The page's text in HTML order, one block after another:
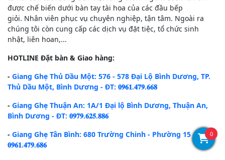
được chế biến dưới bàn tay tài hoa của các đầu bếp
giỏi. Nhân viên phục vụ chuyên nghiệp, tận tâm. Ngoài ra
chúng tôi còn cung cấp các dịch vụ đặt tiệc, tổ chức sinh
nhật, liên hoan,...
HOTLINE Đặt bàn & Giao hàng:
- Giang Ghẹ Thủ Dầu Một: 576 - 578 Đại Lộ Bình Dương, TP.
Thủ Dầu Một, Bình Dương - ĐT: 𝟎𝟗𝟔𝟏.𝟒𝟕𝟗.𝟔𝟔𝟖
- Giang Ghẹ Thuận An: 1A/1 Đại lộ Bình Dương, Thuận An,
Bình Dương - ĐT: 𝟎𝟗𝟕𝟗.𝟔𝟐𝟓.𝟖𝟖𝟔
- Giang Ghẹ Tân Bình: 680 Trường Chinh - Phường 15 - ĐT:
𝟎𝟗𝟔𝟏.𝟒𝟕𝟗.𝟔𝟖𝟔
0